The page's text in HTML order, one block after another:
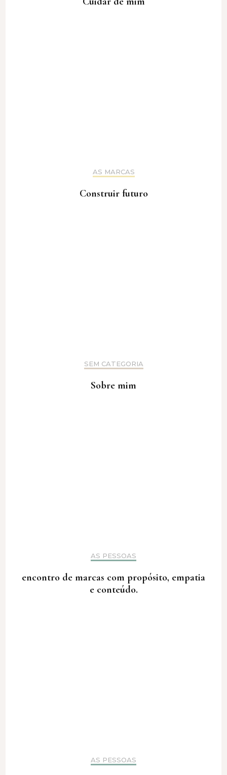
AS MARCAS
Construir futuro
SEM CATEGORIA
Sobre mim
AS PESSOAS
encontro de marcas com propósito, empatia
e conteúdo.
AS PESSOAS